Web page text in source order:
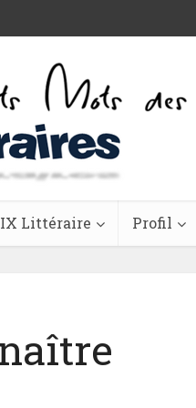
Littéraire Profil